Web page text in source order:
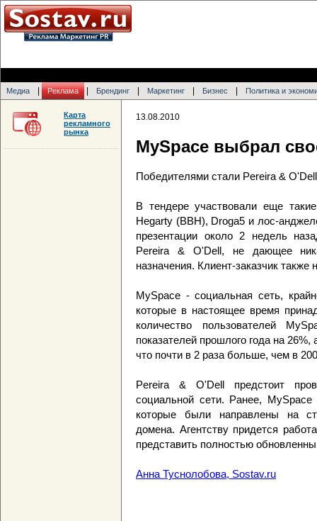
Медиа Реклама Брендинг Маркетинг Бизнес Политика и
13.08.2010
MySpace выбрал
Победителями стали Pereira &
В тендере участвовали еще
Hegarty (BBH), Droga5 и лос-
презентации около 2 недель
Pereira & O'Dell, не дающее
назначения. Клиент-заказчик
MySpace - социальная сеть,
которые в настоящее время
количество пользователей
показателей прошлого года на
что почти в 2 раза больше, чем в
Pereira & O'Dell предстоит
социальной сети. Ранее,
которые были направлены на
домена. Агентству придется
представить полностью
Анна Туснолобова, Sostav.ru
Карта
рекламного
рынка